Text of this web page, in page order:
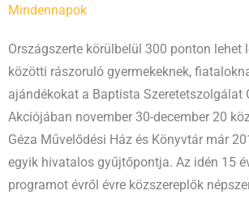
Mindennapok
Országszerte körülbelül 300 ponton lehet
közötti rászoruló gyermekeknek,
ajándékokat a Baptista Szeretetszolgálat
Akciójában november 30-december 20
Géza Művelődési Ház és Könyvtár már
egyik hivatalos gyűjtőpontja. Az idén 15
programot évről évre közszereplők